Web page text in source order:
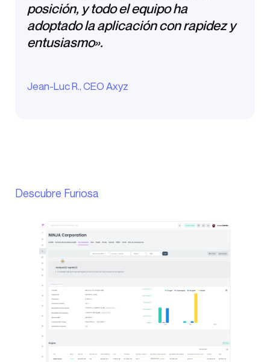
posición, y todo el equipo ha
adoptado la aplicación con rapidez y
entusiasmo».
Jean-Luc R., CEO Axyz
Descubre Furiosa